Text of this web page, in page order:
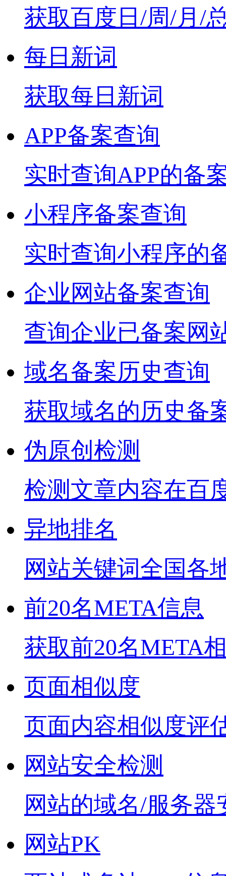
获取百度日/周/月/
每日新词
获取每日新词
APP备案查询
实时查询APP的备
小程序备案查询
实时查询小程序的
企业网站备案查询
查询企业已备案网
域名备案历史查询
获取域名的历史备
伪原创检测
检测文章内容在百
异地排名
网站关键词全国各
前20名META信息
获取前20名META
页面相似度
页面内容相似度评
网站安全检测
网站的域名/服务器
网站PK